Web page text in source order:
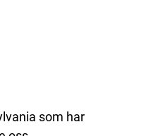
som har